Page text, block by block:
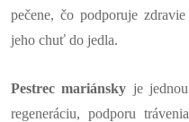
pečene, čo podporuje
jeho chuť do jedla.
Pestrec mariánsky je
regeneráciu, podporu